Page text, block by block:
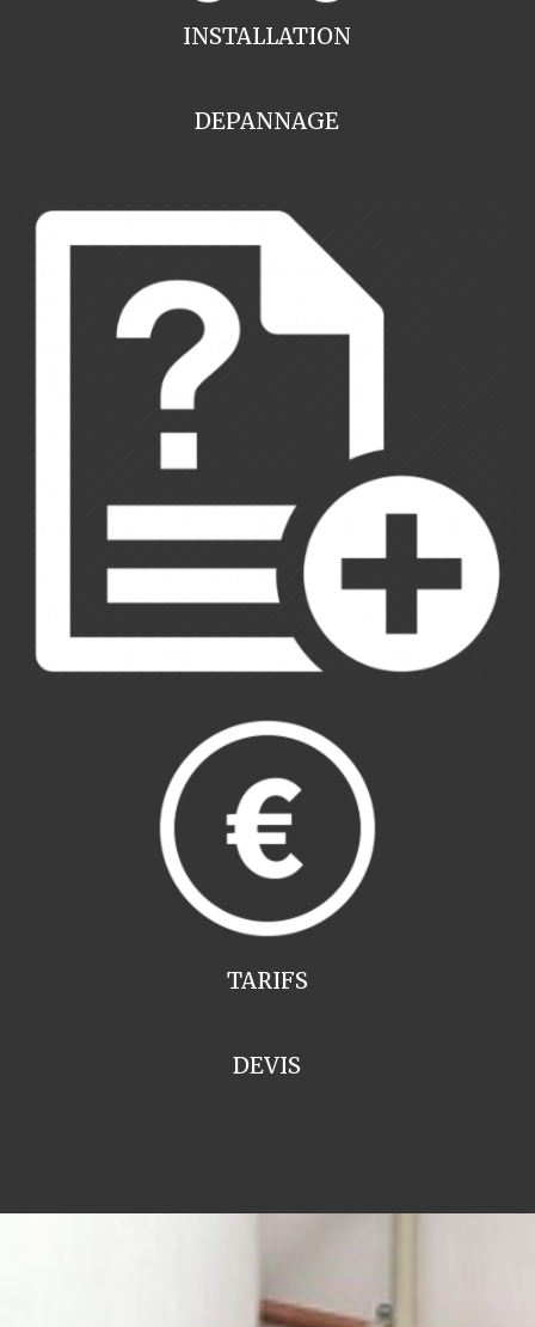
INSTALLATION
DEPANNAGE
TARIFS
DEVIS